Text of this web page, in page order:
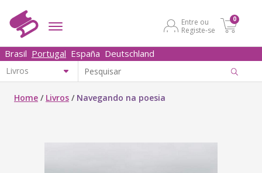
Entre ou
Registe-se
0
Brasil Portugal España Deutschland
Home / Livros / Navegando na poesia